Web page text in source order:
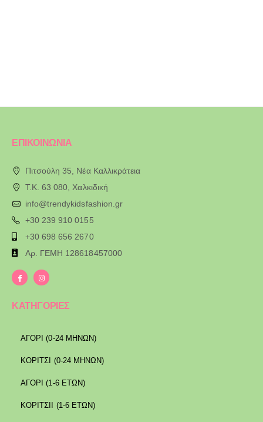
ΕΠΙΚΟΙΝΩΝΙΑ
Πιτσούλη 35, Νέα Καλλικράτεια
T.K. 63 080, Χαλκιδική
info@trendykidsfashion.gr
+30 239 910 0155
+30 698 656 2670
Αρ. ΓΕΜΗ 128618457000
ΚΑΤΗΓΟΡΙΕΣ
ΑΓΟΡΙ (0-24 ΜΗΝΩΝ)
ΚΟΡΙΤΣΙ (0-24 ΜΗΝΩΝ)
ΑΓΟΡΙ (1-6 ΕΤΩΝ)
ΚΟΡΙΤΣΙΙ (1-6 ΕΤΩΝ)